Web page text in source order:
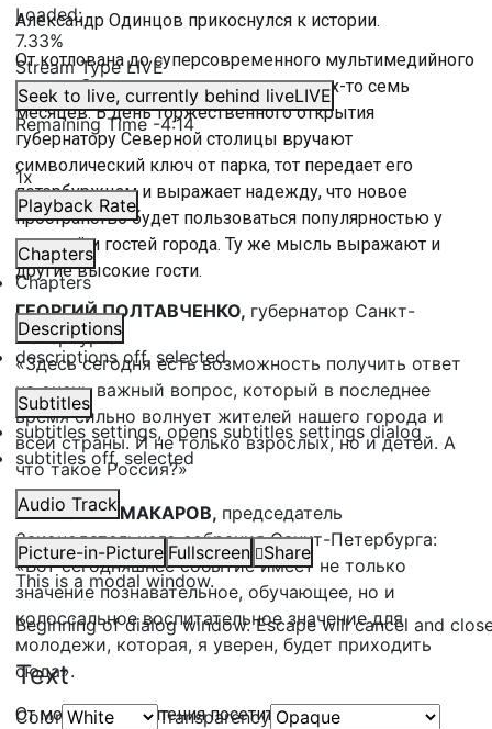
Loaded:
7.33%
Stream TypeLIVE
Seek to live, currently behind liveLIVE
Remaining Time-4:14
1x
Playback Rate
Chapters
Chapters
Descriptions
descriptions off, selected
Subtitles
subtitles settings, opens subtitles settings dialog
subtitles off, selected
Audio Track
Picture-in-Picture Fullscreen
Share
This is a modal window.
Beginning of dialog window. Escape will cancel and
Text
Color Transparency
Александр Одинцов прикоснулся к истории.
От котлована до суперcовременного мультимедийного
центра. Cтроители управились за каких-то семь
месяцев. В день торжественного открытия
губернатору Северной столицы вручают
символический ключ от парка, тот передает его
петербуржцам и выражает надежду, что новое
пространство будет пользоваться популярностью у
жителей и гостей города. Ту же мысль выражают и
другие высокие гости.
ГЕОРГИЙ ПОЛТАВЧЕНКО, губернатор Санкт-
Петербурга:
«Здесь сегодня есть возможность получить ответ
на очень важный вопрос, который в последнее
время сильно волнует жителей нашего города и
всей страны. И не только взрослых, но и детей. А
что такое Россия?»
ВЯЧЕСЛАВ МАКАРОВ, председатель
Законодательного собрания Санкт-Петербурга:
«Вот сегодняшнее событие имеет не только
значение познавательное, обучающее, но и
колоссальное воспитательное значение для
молодежи, которая, я уверен, будет приходить
сюда».
От монотонного чтения посетителей избавляют